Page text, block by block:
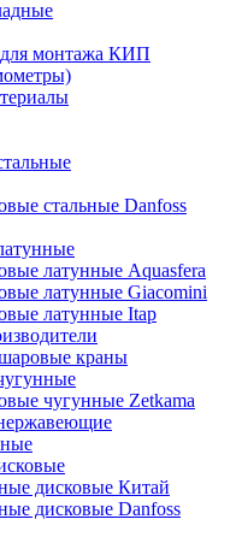
монтажа КИП
стальные Danfoss
латунные Aquasfera
латунные Giacomini
латунные Itap
краны
чугунные Zetkama
дисковые Китай
дисковые Danfoss